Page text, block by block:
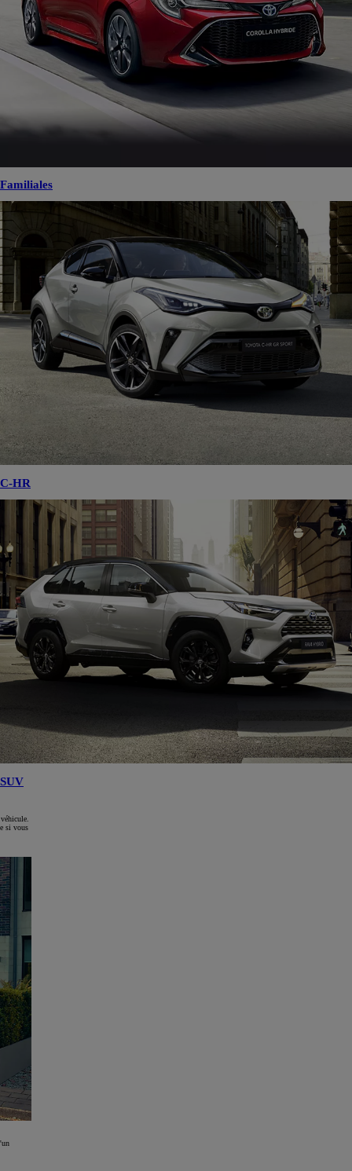
Familiales
C-HR
SUV